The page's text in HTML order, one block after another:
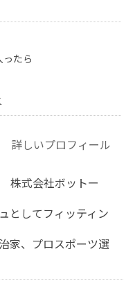
ったら
詳しいプロフィール
株式会社ボットー
としてフィッティン
家、プロスポーツ選